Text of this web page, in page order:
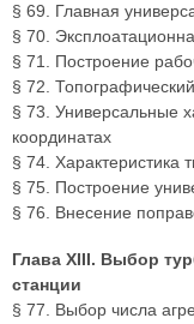
§ 69. Главная
§ 70.
§ 71. Построение
§ 72.
§ 73. Универсальные
координатах
§ 74.
§ 75. Построение
§ 76. Внесение
Глава XIII. Выбор
станции
§ 77. Выбор числа